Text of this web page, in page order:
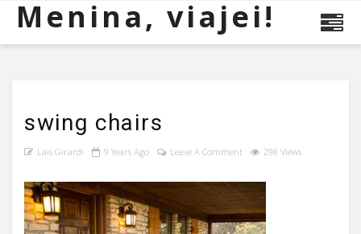
Menina, viajei!
swing chairs
Lais Girardi 9 Years Ago Leave A Comment 298 Views